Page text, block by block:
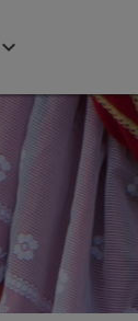
expand_more